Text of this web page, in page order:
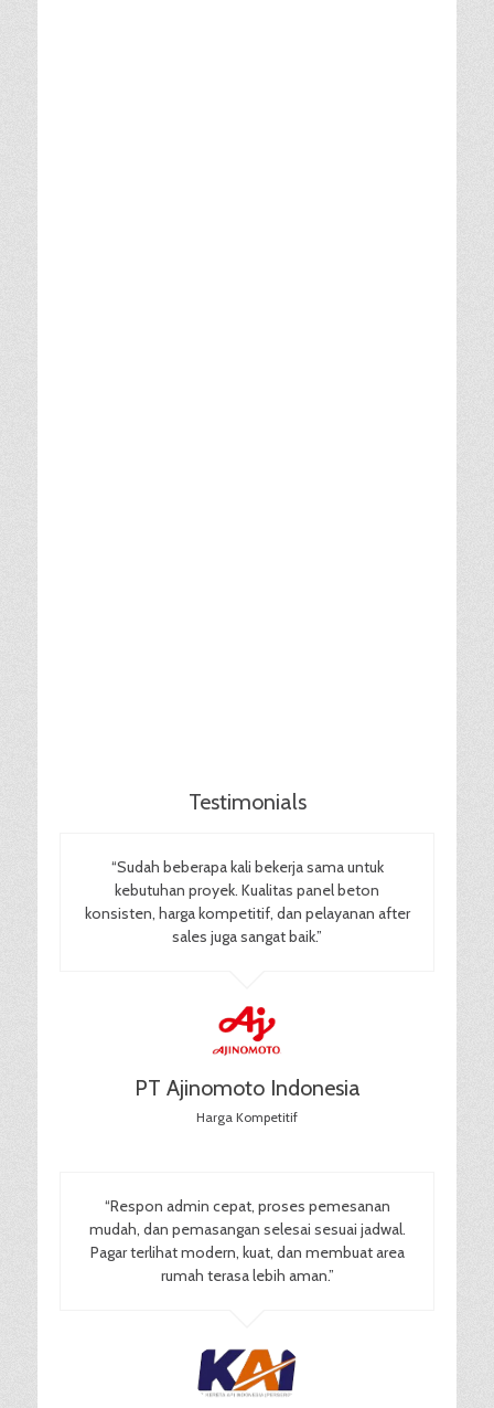
Testimonials
“Sudah beberapa kali bekerja sama untuk
kebutuhan proyek. Kualitas panel beton
konsisten, harga kompetitif, dan pelayanan after
sales juga sangat baik.”
PT Ajinomoto Indonesia
Harga Kompetitif
“Respon admin cepat, proses pemesanan
mudah, dan pemasangan selesai sesuai jadwal.
Pagar terlihat modern, kuat, dan membuat area
rumah terasa lebih aman.”